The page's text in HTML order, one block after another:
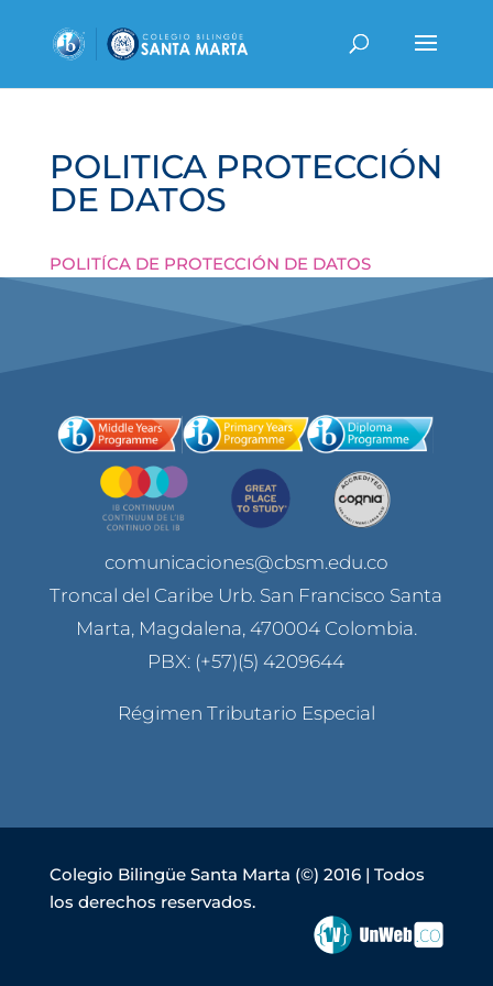
POLITICA PROTECCIÓN
DE DATOS
POLITÍCA DE PROTECCIÓN DE DATOS
comunicaciones@cbsm.edu.co
Troncal del Caribe Urb. San Francisco Santa
Marta, Magdalena, 470004 Colombia.
PBX: (+57)(5) 4209644
Régimen Tributario Especial
Colegio Bilingüe Santa Marta (©) 2016 | Todos
los derechos reservados.